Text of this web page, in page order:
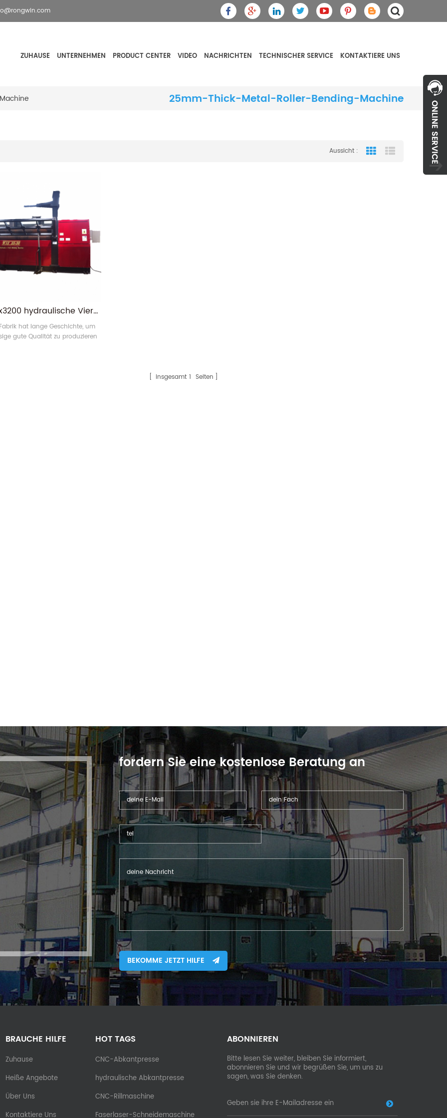
ZUHAUSE UNTERNEHMEN PRODUCT CENTER VIDEO NACHRICHTEN TECHNISCHER SERVICE KONTAKTIERE UNS
25mm-Thick-Metal-Roller-Bending-Machine
Aussicht : Grid View
w12-25x3200 hydraulische Vier-Walzen-Platte Biegemaschine
hat lange Geschichte, um
gute Qualität zu produzieren
insgesamt 1 Seiten
fordern Sie eine kostenlose Beratung an
BEKOMME JETZT HILFE
BRAUCHE HILFE
Zuhause
Heiße Angebote
Über Uns
Kontaktiere Uns
HOT TAGS
CNC-Abkantpresse
hydraulische Abkantpresse
CNC-Rillmaschine
Faserlaser-Schneidemaschine
ABONNIEREN
Bitte lesen Sie weiter, bleiben Sie informiert,
abonnieren Sie und wir begrüßen Sie, um uns zu
sagen, was Sie denken.